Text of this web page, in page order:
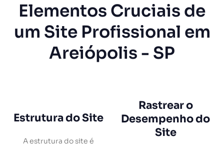
Elementos Cruciais de
um Site Profissional em
Areiópolis - SP
Estrutura do Site
A estrutura do site é
Rastrear o
Desempenho do
Site